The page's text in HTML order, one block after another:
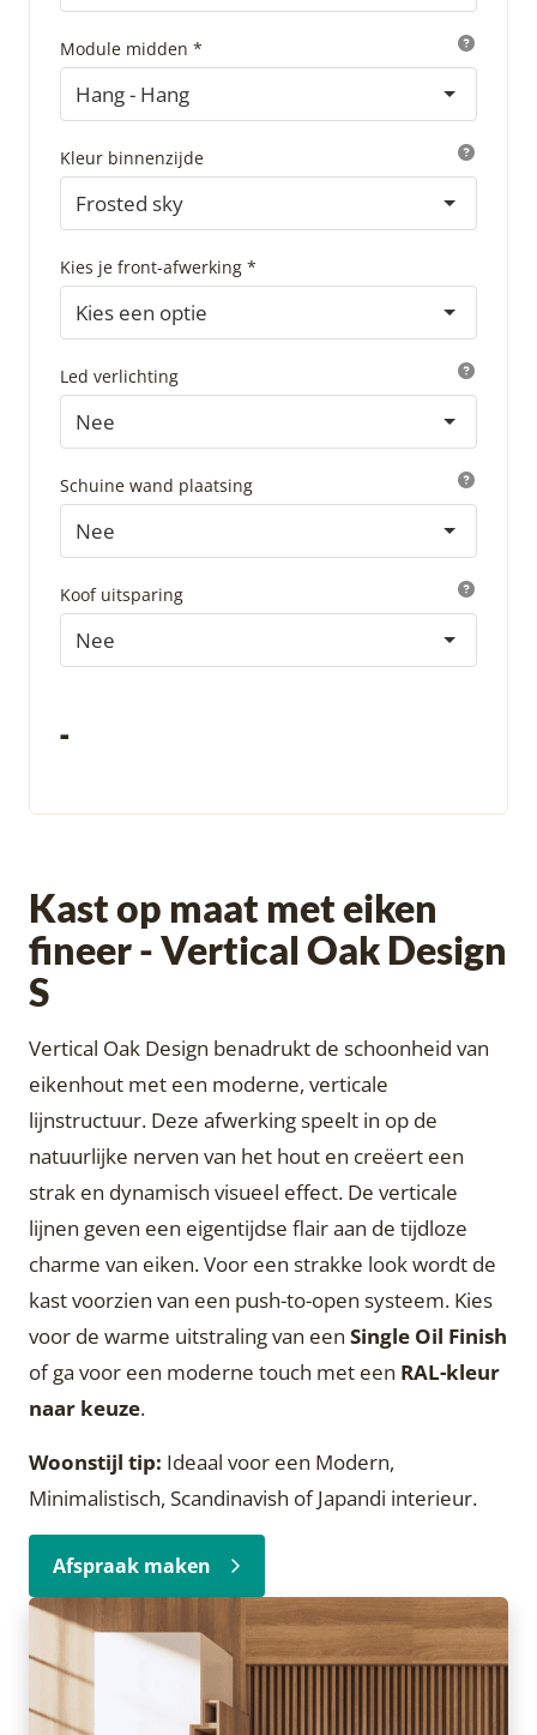
Module midden *
Hang - Hang
Kleur binnenzijde
Frosted sky
Kies je front-afwerking *
Kies een optie
Led verlichting
Nee
Schuine wand plaatsing
Nee
Koof uitsparing
Nee
-
Kast op maat met eiken
fineer - Vertical Oak Design
S
Vertical Oak Design benadrukt de schoonheid van
eikenhout met een moderne, verticale
lijnstructuur. Deze afwerking speelt in op de
natuurlijke nerven van het hout en creëert een
strak en dynamisch visueel effect. De verticale
lijnen geven een eigentijdse flair aan de tijdloze
charme van eiken. Voor een strakke look wordt de
kast voorzien van een push-to-open systeem. Kies
voor de warme uitstraling van een Single Oil Finish
of ga voor een moderne touch met een RAL-kleur
naar keuze.
Woonstijl tip: Ideaal voor een Modern,
Minimalistisch, Scandinavish of Japandi interieur.
Afspraak maken